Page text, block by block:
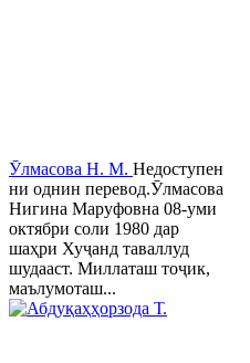
Ӯлмасова Н. М. Недоступен
ни однин перевод.Ӯлмасова
Нигина Маруфовна 08-уми
октябри соли 1980 дар
шаҳри Хуҷанд таваллуд
шудааст. Миллаташ тоҷик,
маълумоташ...